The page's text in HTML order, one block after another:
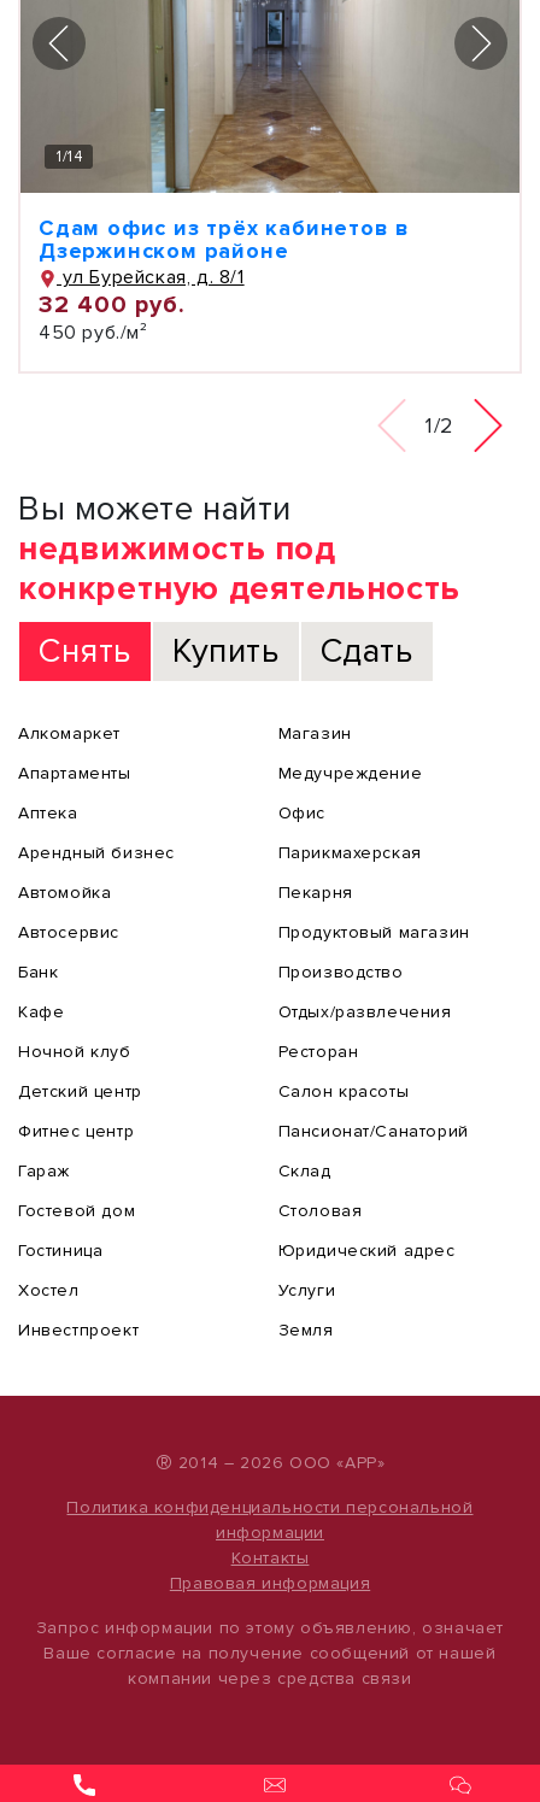
1/14
Сдам офис из трёх кабинетов в
Дзержинском районе
ул Бурейская, д. 8/1
32 400 руб.
450 руб./м²
1/2
Вы можете найти
недвижимость под
конкретную деятельность
Снять
Купить Сдать
Алкомаркет
Апартаменты
Аптека
Арендный бизнес
Автомойка
Автосервис
Банк
Кафе
Ночной клуб
Детский центр
Фитнес центр
Гараж
Гостевой дом
Гостиница
Хостел
Инвестпроект
Магазин
Медучреждение
Офис
Парикмахерская
Пекарня
Продуктовый магазин
Производство
Отдых/развлечения
Ресторан
Салон красоты
Пансионат/Санаторий
Склад
Столовая
Юридический адрес
Услуги
Земля
® 2014 – 2026 ООО «АРР»
Политика конфиденциальности персональной
информации
Контакты
Правовая информация
Запрос информации по этому объявлению, означает
Ваше согласие на получение сообщений от нашей
компании через средства связи